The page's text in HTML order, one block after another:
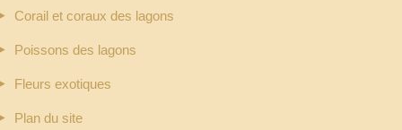
Corail et coraux des lagons
Poissons des lagons
Fleurs exotiques
Plan du site